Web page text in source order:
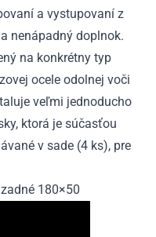
a vystupovaní z
nenápadný doplnok.
na konkrétny typ
ocele odolnej voči
veľmi jednoducho
ktorá je súčasťou
v sade (4 ks), pre
180×50